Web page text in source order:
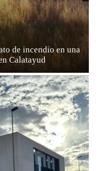
de incendio en una
Calatayud